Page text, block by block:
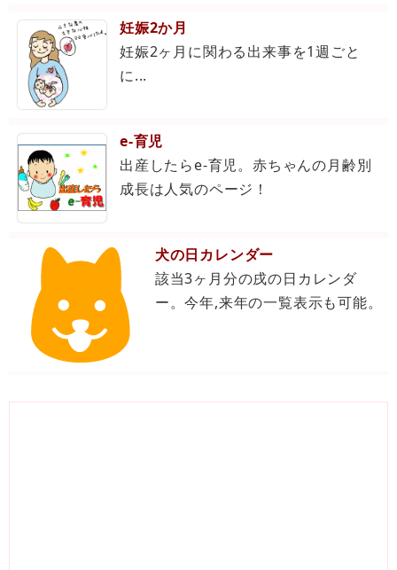
妊娠2か月
妊娠2ヶ月に関わる出来事を1週ごと
に...
e-育児
出産したらe-育児。赤ちゃんの月齢別
成長は人気のページ！
犬の日カレンダー
該当3ヶ月分の戌の日カレンダ
ー。今年,来年の一覧表示も可能。